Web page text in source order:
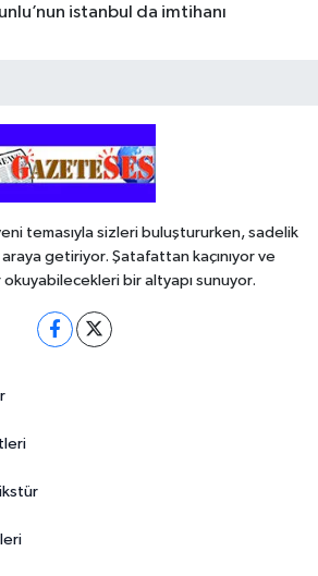
istanbul da imtihanı
temasıyla sizleri buluştururken, sadelik
getiriyor. Şatafattan kaçınıyor ve
bir altyapı sunuyor.